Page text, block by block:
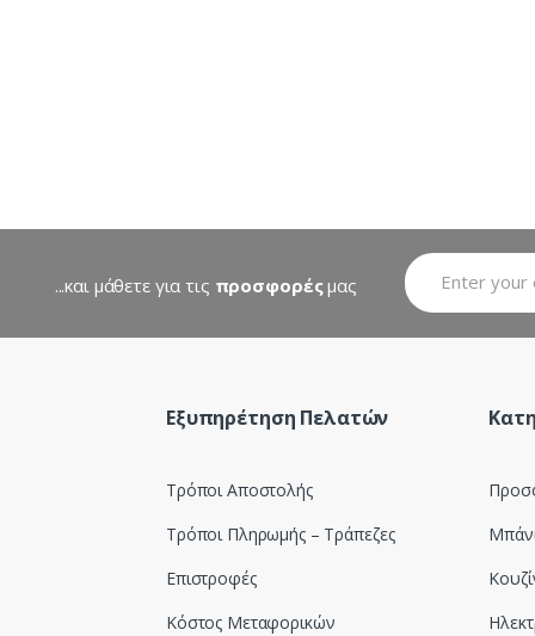
...και μάθετε για τις προσφορέςμας
Εξυπηρέτηση Πελατών
Τρόποι Αποστολής
Τρόποι Πληρωμής – Τράπεζες
Επιστροφές
Κόστος Μεταφορικών